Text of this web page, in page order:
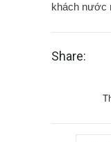
khách nước
Share: